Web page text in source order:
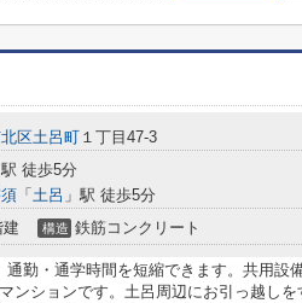
区土呂町 １丁目47-3
駅 徒歩5分
「 土呂 」駅 徒歩5分
建 構造 鉄筋コンクリート
通勤・通学時間を短縮できます。共用設
ンションです。土呂周辺にお引っ越しを